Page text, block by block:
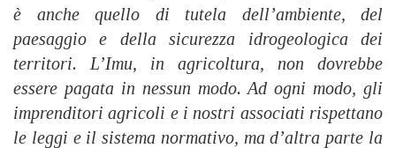
è anche quello di tutela dell’ambiente, del
paesaggio e della sicurezza idrogeologica dei
territori. L’Imu, in agricoltura, non dovrebbe
essere pagata in nessun modo. Ad ogni modo, gli
imprenditori agricoli e i nostri associati rispettano
le leggi e il sistema normativo, ma d’altra parte la